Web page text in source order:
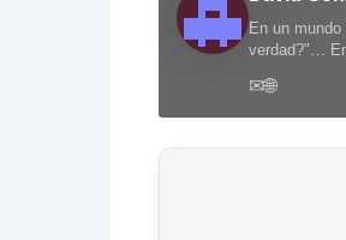
En un
verdad?"…
✉🌐